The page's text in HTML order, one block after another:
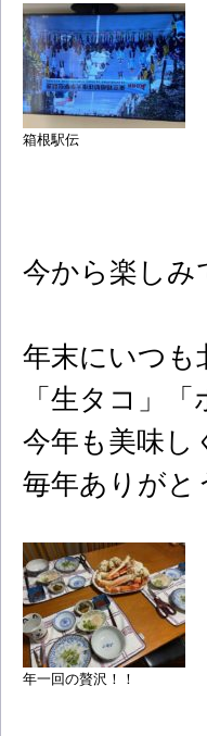
箱根駅伝
今から楽しみ
年末にいつも
「生タコ」
今年も美味し
毎年ありが
年一回の贅沢！！